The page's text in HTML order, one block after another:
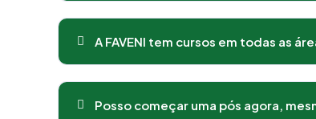
A FAVENI tem cursos em todas as
Posso começar uma pós agora,